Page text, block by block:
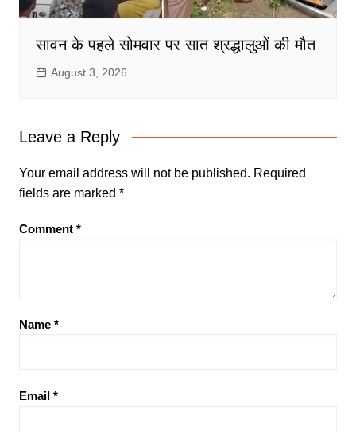
सावन के पहले सोमवार पर सात श्रद्धालुओं की मौत
August 3, 2026
Leave a Reply
Your email address will not be published. Required
fields are marked *
Comment *
Name *
Email *